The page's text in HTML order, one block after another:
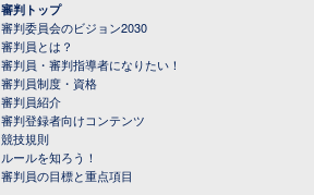
審判トップ
審判委員会のビジョン2030
審判員とは？
審判員・審判指導者になりたい！
審判員制度・資格
審判員紹介
審判登録者向けコンテンツ
競技規則
ルールを知ろう！
審判員の目標と重点項目